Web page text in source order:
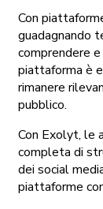
Con
guadagnando
comprendere
piattaforma è
rimanere
pubblico.
Con Exolyt, le
completa di
dei social
piattaforme